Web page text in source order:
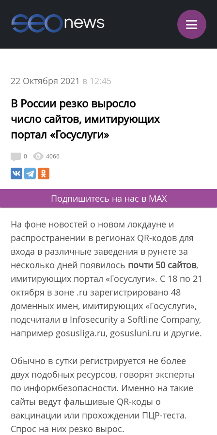
≡
22 Октября 2021 в 12:45
В России резко выросло
число сайтов, имитирующих
портал «Госуслуги»
0 4066
Подпишитесь на нас в MAX
На фоне новостей о новом локдауне и
распространении в регионах QR-кодов для
входа в различные заведения в рунете за
несколько дней появилось почти 50 сайтов,
имитирующих портал «Госуслуги». С 18 по 21
октября в зоне .ru зарегистрировано 48
доменных имен, имитирующих «Госуслуги»,
подсчитали в Infosecurity a Softline Company,
например gosusliga.ru, gosusluni.ru и другие.
Обычно в сутки регистрируется не более
двух подобных ресурсов, говорят эксперты
по информбезопасности. Именно на такие
сайты ведут фальшивые QR-коды о
вакцинации или прохождении ПЦР-теста.
Спрос на них резко вырос.